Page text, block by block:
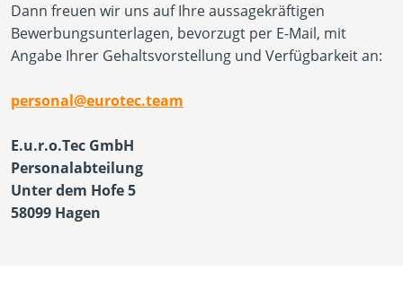
Dann freuen wir uns auf Ihre aussagekräftigen
Bewerbungsunterlagen, bevorzugt per E-Mail, mit
Angabe Ihrer Gehaltsvorstellung und Verfügbarkeit an:
personal@eurotec.team
E.u.r.o.Tec GmbH
Personalabteilung
Unter dem Hofe 5
58099 Hagen